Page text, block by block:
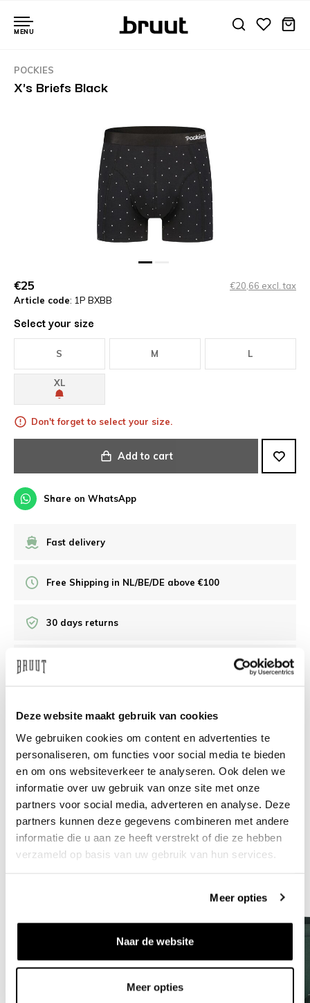
Deze website maakt gebruik van cookies
We gebruiken cookies om content en advertenties te
personaliseren, om functies voor social media te bieden
en om ons websiteverkeer te analyseren. Ook delen we
informatie over uw gebruik van onze site met onze
partners voor social media, adverteren en analyse. Deze
partners kunnen deze gegevens combineren met andere
informatie die u aan ze heeft verstrekt of die ze hebben
verzameld op basis van uw gebruik van hun services.
Meer opties
Naar de website
Meer opties
MENU
POCKIES
X's Briefs Black
€25
€20,66 excl. tax
Article code: 1P BXBB
Select your size
S M L
XL
Don't forget to select your size.
Add to cart
Share on WhatsApp
Fast delivery
Free Shipping in NL/BE/DE above €100
30 days returns
Need help?We're glad to help
info@bruut.nl Live chat Whatsapp
About this product
Shipment and returns
Related products